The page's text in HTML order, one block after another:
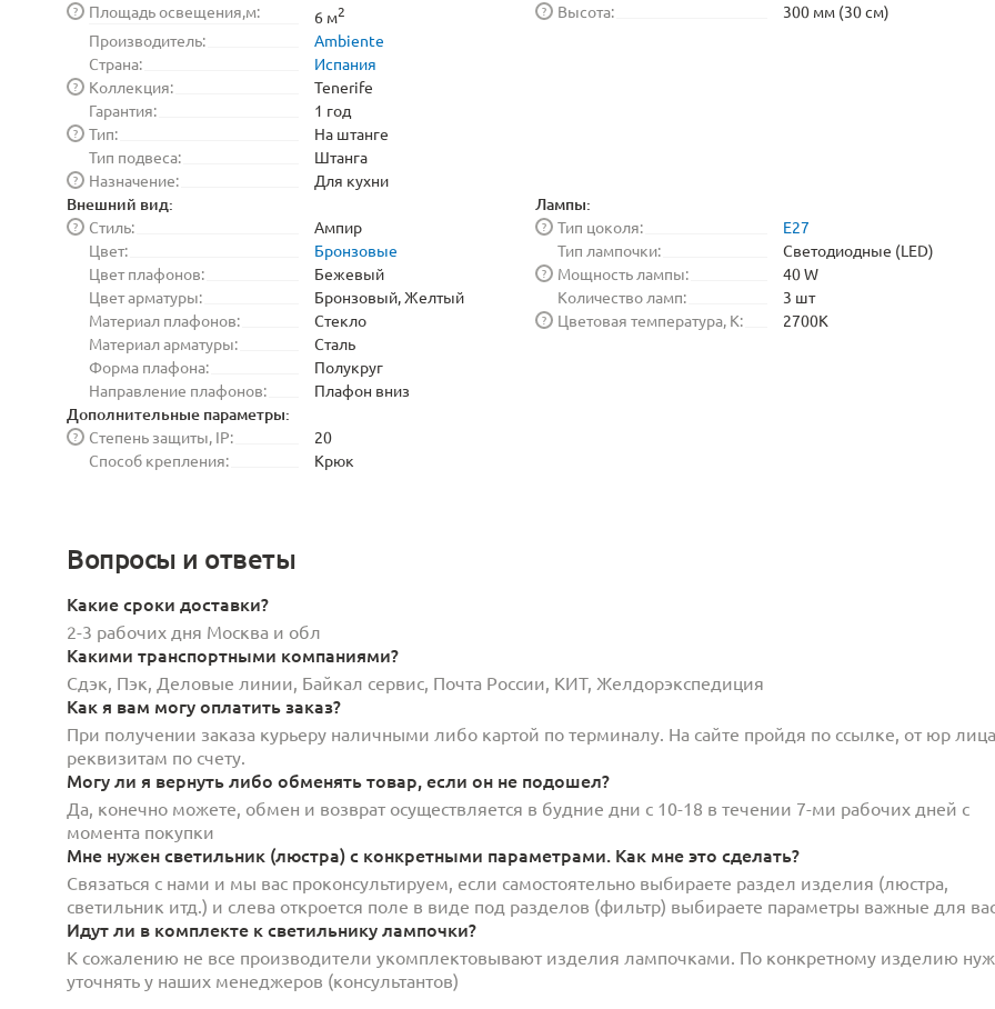
Площадь освещения,м:
? 6 м2
Производитель:
Ambiente
Страна:
Испания
Коллекция:
?
Tenerife
Гарантия:
1 год
Тип:
?
На штанге
Тип подвеса:
Штанга
Назначение:
? Для кухни
Высота:
? 300 мм (30 см)
Внешний вид:
Стиль:
?
Ампир
Цвет:
Бронзовые
Цвет плафонов:
Бежевый
Цвет арматуры:
Бронзовый, Желтый
Материал плафонов:
Стекло
Материал арматуры:
Сталь
Форма плафона:
Полукруг
Направление плафонов:
Плафон вниз
Лампы:
Тип цоколя:
?
E27
Тип лампочки:
Светодиодные (LED)
Мощность лампы:
?
40 W
Количество ламп:
3 шт
Цветовая температура, K:
? 2700K
Дополнительные параметры:
Степень защиты, IP:
?
20
Способ крепления:
Крюк
Вопросы и ответы
Какие сроки доставки?
2-3 рабочих дня Москва и обл
Какими транспортными компаниями?
Сдэк, Пэк, Деловые линии, Байкал сервис, Почта России, КИТ, Желдорэкспедиция
Как я вам могу оплатить заказ?
При получении заказа курьеру наличными либо картой по терминалу. На сайте пройдя по ссылке, от юр
реквизитам по счету.
Могу ли я вернуть либо обменять товар, если он не подошел?
Да, конечно можете, обмен и возврат осуществляется в будние дни с 10-18 в течении 7-ми рабочих дней с
момента покупки
Мне нужен светильник (люстра) с конкретными параметрами. Как мне это сделать?
Связаться с нами и мы вас проконсультируем, если самостоятельно выбираете раздел изделия (люстра,
светильник итд.) и слева откроется поле в виде под разделов (фильтр) выбираете параметры важные для
Идут ли в комплекте к светильнику лампочки?
К сожалению не все производители укомплектовывают изделия лампочками. По конкретному изделию
уточнять у наших менеджеров (консультантов)